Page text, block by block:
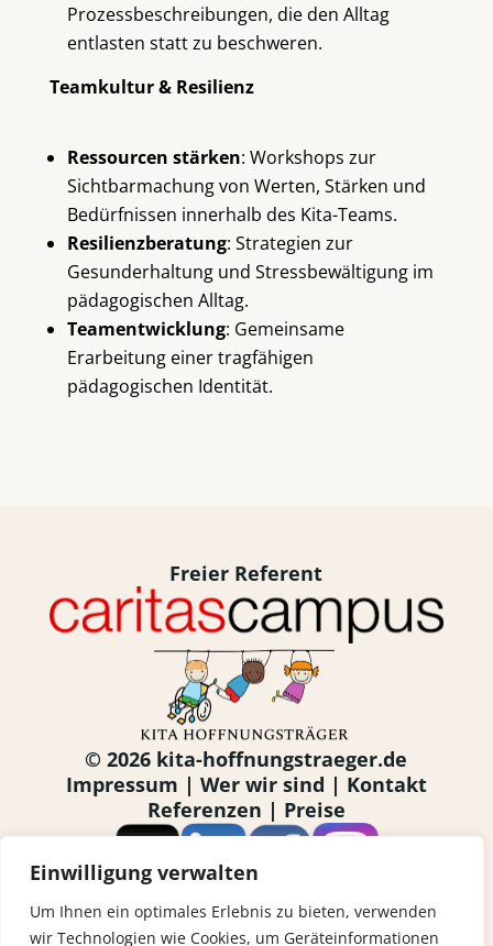
Einwilligung verwalten
Um Ihnen ein optimales Erlebnis zu bieten, verwenden
wir Technologien wie Cookies, um Geräteinformationen
Prozessbeschreibungen, die den Alltag
entlasten statt zu beschweren.
Teamkultur & Resilienz
Ressourcen stärken: Workshops zur
Sichtbarmachung von Werten, Stärken und
Bedürfnissen innerhalb des Kita-Teams.
Resilienzberatung: Strategien zur
Gesunderhaltung und Stressbewältigung im
pädagogischen Alltag.
Teamentwicklung: Gemeinsame
Erarbeitung einer tragfähigen
pädagogischen Identität.
Freier Referent
© 2026 kita-hoffnungstraeger.de
Impressum | Wer wir sind | Kontakt
Referenzen | Preise